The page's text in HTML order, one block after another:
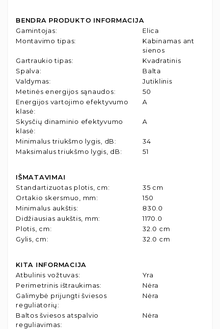
BENDRA PRODUKTO INFORMACIJA
Gamintojas:
Elica
Montavimo tipas:
Kabinamas ant
sienos
Gartraukio tipas:
Kvadratinis
Spalva:
Balta
Valdymas:
Jutiklinis
Metinės energijos sąnaudos:
50
Energijos vartojimo efektyvumo
klasė:
A
Skysčių dinaminio efektyvumo
klasė:
A
Minimalus triukšmo lygis, dB:
34
Maksimalus triukšmo lygis, dB: 51
IŠMATAVIMAI
Standartizuotas plotis, cm:
35 cm
Ortakio skersmuo, mm:
150
Minimalus aukštis:
830.0
Didžiausias aukštis, mm:
1170.0
Plotis, cm:
32.0 cm
Gylis, cm: 32.0 cm
KITA INFORMACIJA
Atbulinis vožtuvas:
Yra
Perimetrinis ištraukimas:
Nėra
Galimybė prijungti šviesos
reguliatorių:
Nėra
Baltos šviesos atspalvio
reguliavimas:
Nėra